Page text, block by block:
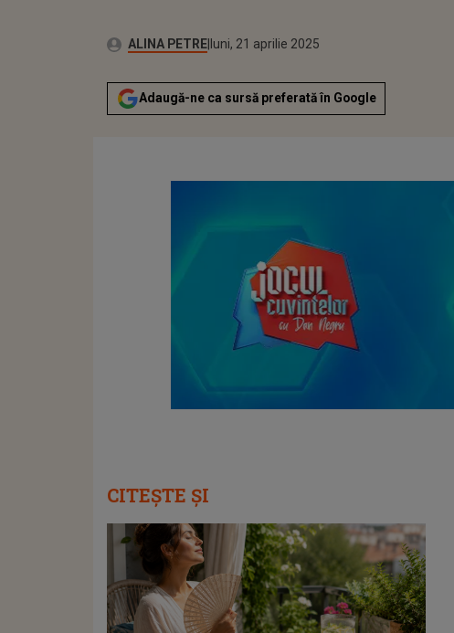
Autor:ALINA PETRE Publicat:
luni, 21 aprilie 2025
Adaugă-ne ca sursă preferată în Google
CITEȘTE ȘI